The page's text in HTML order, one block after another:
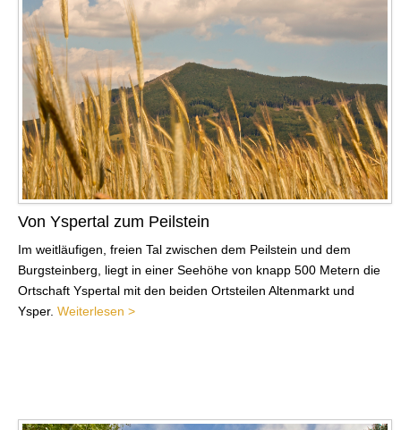
Von Yspertal zum Peilstein
Im weitläufigen, freien Tal zwischen dem Peilstein und dem
Burgsteinberg, liegt in einer Seehöhe von knapp 500 Metern die
Ortschaft Yspertal mit den beiden Ortsteilen Altenmarkt und
Ysper. Weiterlesen >